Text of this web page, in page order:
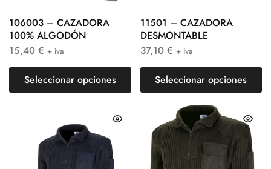
106003 – CAZADORA
100% ALGODÓN
15,40 € + iva
Seleccionar opciones
11501 – CAZADORA
DESMONTABLE
37,10 € + iva
Seleccionar opciones